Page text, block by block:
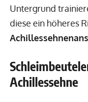
Untergrund
diese ein höheres
Achillessehne